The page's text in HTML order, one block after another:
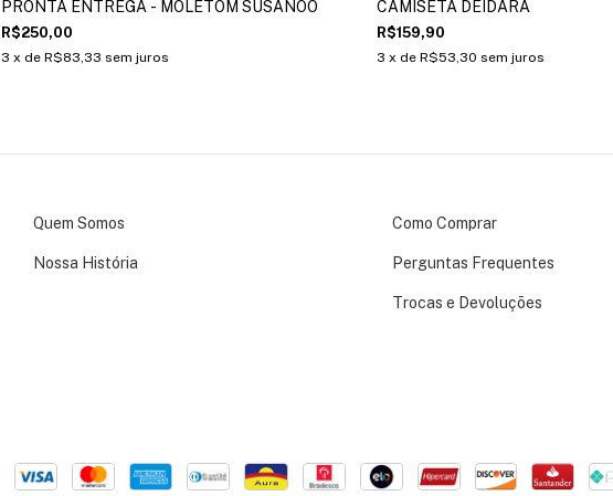
PRONTA ENTREGA - MOLETOM SUSANOO
R$250,00
3 x de R$83,33 sem juros
CAMISETA DEIDARA
R$159,90
3 x de R$53,30 sem juros
Quem Somos
Nossa História
Como Comprar
Perguntas Frequentes
Trocas e Devoluções